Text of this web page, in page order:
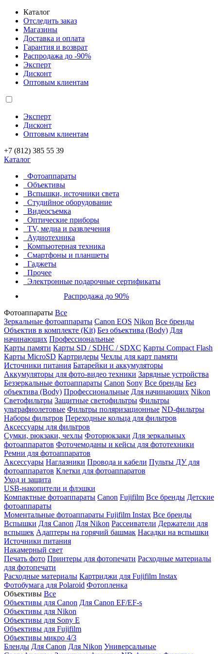
Каталог
Отследить заказ
Магазины
Доставка и оплата
Гарантия и возврат
Распродажа до -90%
Эксперт
Дисконт
Оптовым клиентам
Эксперт
Дисконт
Оптовым клиентам
+7 (812) 385 55 39
Каталог
Фотоаппараты
Объективы
Вспышки, источники света
Студийное оборудование
Видеосъемка
Оптические приборы
TV, медиа и развлечения
Аудиотехника
Компьютерная техника
Смартфоны и планшеты
Гаджеты
Прочее
Электронные подарочные сертификаты
Распродажа до 90%
Фотоаппараты Все
Зеркальные фотоаппараты Canon EOS Nikon Все бренды
Объектив в комплекте (Kit) Без объектива (Body) Для
начинающих Профессиональные
Карты памяти Карты SD / SDHC / SDXC Карты Compact Flash
Карты MicroSD Картридеры Чехлы для карт памяти
Источники питания Батарейки и аккумуляторы
Аккумуляторы для фото-видео техники Зарядные устройства
Беззеркальные фотоаппараты Canon Sony Все бренды Без
объектива (Body) Профессиональные Для начинающих Nikon
Светофильтры Защитные светофильтры Фильтры
ультрафиолетовые Фильтры поляризационные ND-фильтры
Наборы фильтров Переходные кольца для фильтров
Аксессуары для фильтров
Сумки, рюкзаки, чехлы Фоторюкзаки Для зеркальных
фотоаппаратов Фоточемоданы и кейсы для фототехники
Ремни для фотоаппаратов
Аксессуары Наглазники Провода и кабели Пульты ДУ для
фотоаппаратов Клетки для фотоаппаратов
Уход и защита
USB-накопители и флэшки
Компактные фотоаппараты Canon Fujifilm Все бренды Детские
фотоаппараты
Моментальные фотоаппараты Fujifilm Instax Все бренды
Вспышки Для Canon Для Nikon Рассеиватели Держатели для
вспышек Адаптеры на горячий башмак Насадки на вспышки
Источники питания
Накамерный свет
Печать фото Принтеры для фотопечати Расходные материалы
для фотопечати
Расходные материалы Картриджи для Fujifilm Instax
Фотобумага для Polaroid Фотопленка
Объективы Все
Объективы для Canon Для Canon EF/EF-s
Объективы для Nikon
Объективы для Sony E
Объективы для Fujifilm
Объективы микро 4/3
Бленды Для Canon Для Nikon Универсальные